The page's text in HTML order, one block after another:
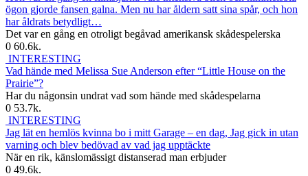
ögon gjorde fansen galna. Men nu har åldern satt sina spår, och hon
har åldrats betydligt…
Det var en gång en otroligt begåvad amerikansk skådespelerska
0 60.6k.
INTERESTING
Vad hände med Melissa Sue Anderson efter “Little House on the
Prairie”?
Har du någonsin undrat vad som hände med skådespelarna
0 53.7k.
INTERESTING
Jag lät en hemlös kvinna bo i mitt Garage – en dag, Jag gick in utan
varning och blev bedövad av vad jag upptäckte
När en rik, känslomässigt distanserad man erbjuder
0 49.6k.